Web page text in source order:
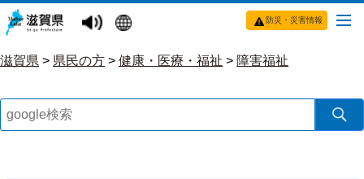
防災・災害情報
滋賀県 > 県民の方 > 健康・医療・福祉 > 障害福祉